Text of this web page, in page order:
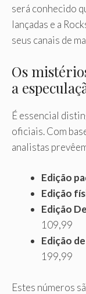
será conhecido
lançadas e a
seus canais de
Os
a
É essencial
oficiais. Com
analistas
Edição
Edição
Edição
109,99
Edição
199,99
Estes números